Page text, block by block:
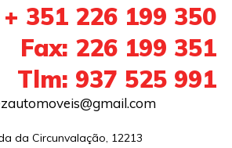
+ 351 226 199 350
Fax: 226 199 351
Tlm: 937 525 991
da Circunvalação, 12213